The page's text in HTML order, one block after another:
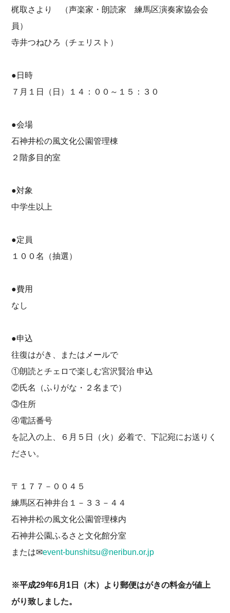
梶取さより （声楽家・朗読家 練馬区演奏家協会会
員）
寺井つねひろ（チェリスト）
●日時
７月１日（日）１４：００～１５：３０
●会場
石神井松の風文化公園管理棟
２階多目的室
●対象
中学生以上
●定員
１００名（抽選）
●費用
なし
●申込
往復はがき、またはメールで
①朗読とチェロで楽しむ宮沢賢治 申込
②氏名（ふりがな・２名まで）
③住所
④電話番号
を記入の上、６月５日（火）必着で、下記宛にお送りく
ださい。
〒１７７－００４５
練馬区石神井台１－３３－４４
石神井松の風文化公園管理棟内
石神井公園ふるさと文化館分室
または✉event-bunshitsu@neribun.or.jp
※平成29年6月1日（木）より郵便はがきの料金が値上
がり致しました。